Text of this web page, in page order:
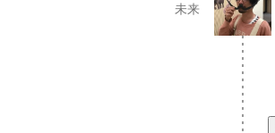
未来